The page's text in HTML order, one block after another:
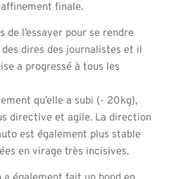
finale.
de l’essayer pour se rendre
dires des journalistes et il
a progressé à tous les
qu’elle a subi (- 20kg),
directive et agile. La direction
est également plus stable
en virage très incisives.